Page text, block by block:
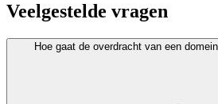
Veelgestelde vragen
Hoe gaat de overdracht van een